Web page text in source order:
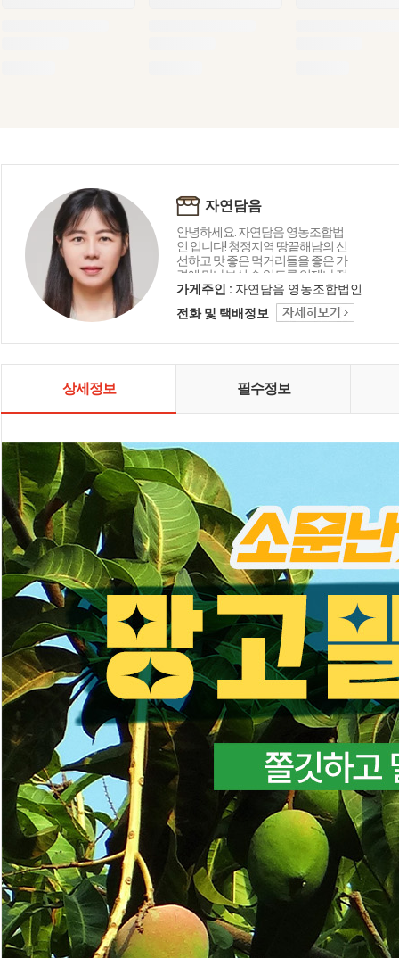
자연담음
안녕하세요. 자연담음 영농조합법
인 입니다! 청정지역 땅끝해남의 신
선하고 맛 좋은 먹거리들을 좋은 가
격에 만나보실 수 있도록 언제나 정
직하게 운영하겠습니다!
가게주인 : 자연담음 영농조합법인
전화 및 택배정보
상세정보 필수정보